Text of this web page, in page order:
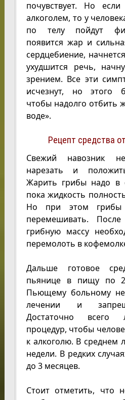
почувствует. Но
алкоголем, то у
по телу пойдут
появится жар и
сердцебиение,
ухудшится речь,
зрением. Все эти
исчезнут, но этого
чтобы надолго отбить
воде».
Рецепт средства
Свежий навозник
нарезать и
Жарить грибы надо в
пока жидкость
Но при этом грибы
перемешивать.
грибную массу
перемолоть в
Дальше готовое
пьянице в пищу по
Пьющему больному
лечении и
Достаточно всего
процедур, чтобы
к алкоголю. В среднем
недели. В редких
до 3 месяцев.
Стоит отметить, что